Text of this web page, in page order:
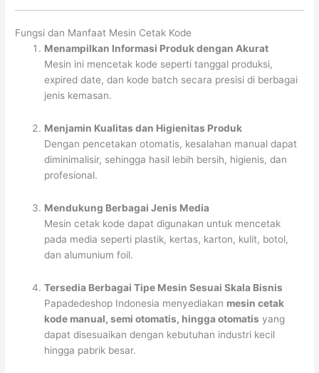
Fungsi dan Manfaat Mesin Cetak Kode
Menampilkan Informasi Produk dengan Akurat
Mesin ini mencetak kode seperti tanggal produksi,
expired date, dan kode batch secara presisi di berbagai
jenis kemasan.
Menjamin Kualitas dan Higienitas Produk
Dengan pencetakan otomatis, kesalahan manual dapat
diminimalisir, sehingga hasil lebih bersih, higienis, dan
profesional.
Mendukung Berbagai Jenis Media
Mesin cetak kode dapat digunakan untuk mencetak
pada media seperti plastik, kertas, karton, kulit, botol,
dan alumunium foil.
Tersedia Berbagai Tipe Mesin Sesuai Skala Bisnis
Papadedeshop Indonesia menyediakan mesin cetak
kode manual, semi otomatis, hingga otomatis yang
dapat disesuaikan dengan kebutuhan industri kecil
hingga pabrik besar.